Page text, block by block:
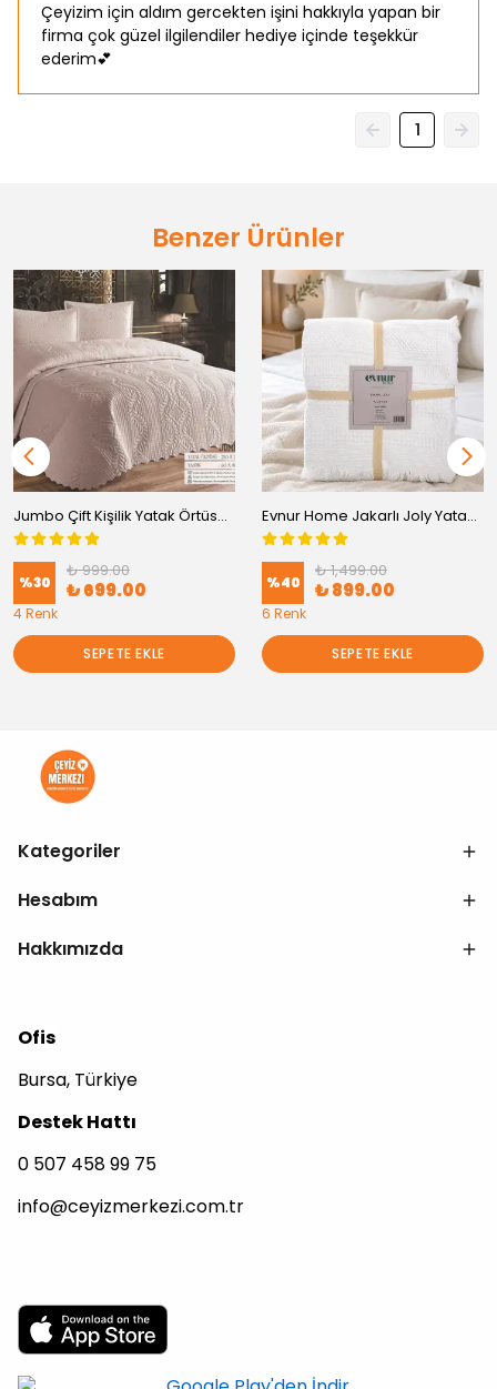
Çeyizim için aldım gercekten işini hakkıyla yapan bir
firma çok güzel ilgilendiler hediye içinde teşekkür
ederim💕
1
Benzer Ürünler
Jumbo Çift Kişilik Yatak Örtüsü 230x250 | Modern Şık Yatak Örtüsü Seti
%30
₺ 999.00
₺ 699.00
4 Renk
SEPETE EKLE
Evnur Home Jakarlı Joly Yatak Örtüsü Pike 220x240
%40
₺ 1,499.00
₺ 899.00
6 Renk
SEPETE EKLE
Kategoriler
Hesabım
Hakkımızda
Ofis
Bursa, Türkiye
Destek Hattı
0 507 458 99 75
info@ceyizmerkezi.com.tr